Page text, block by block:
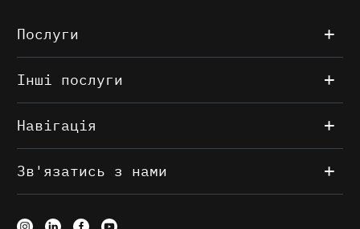
Послуги
Інші послуги
Навігація
Зв'язатись з нами